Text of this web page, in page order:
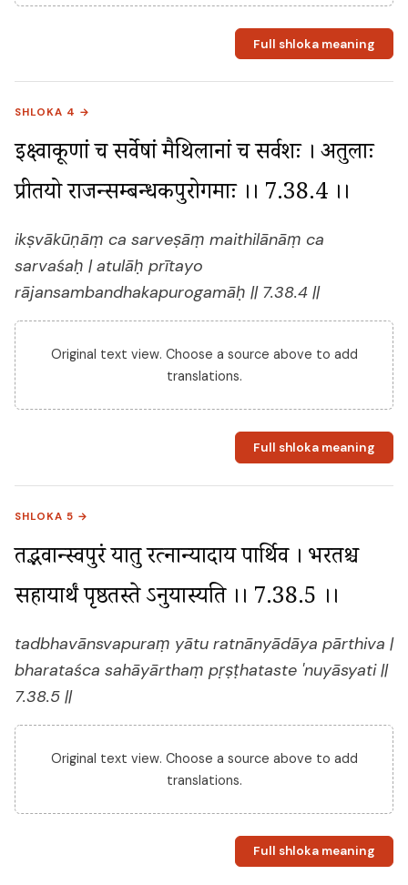
Full shloka meaning
SHLOKA 4 →
इक्ष्वाकूणां च सर्वेषां मैथिलानां च सर्वशः । अतुलाः
प्रीतयो राजन्सम्बन्धकपुरोगमाः ।। 7.38.4 ।।
ikṣvākūṇāṃ ca sarveṣāṃ maithilānāṃ ca
sarvaśaḥ | atulāḥ prītayo
rājansambandhakapurogamāḥ || 7.38.4 ||
Original text view. Choose a source above to add
translations.
Full shloka meaning
SHLOKA 5 →
तद्भवान्स्वपुरं यातु रत्नान्यादाय पार्थिव । भरतश्च
सहायार्थं पृष्ठतस्ते ऽनुयास्यति ।। 7.38.5 ।।
tadbhavānsvapuraṃ yātu ratnānyādāya pārthiva |
bharataśca sahāyārthaṃ pṛṣṭhataste 'nuyāsyati ||
7.38.5 ||
Original text view. Choose a source above to add
translations.
Full shloka meaning